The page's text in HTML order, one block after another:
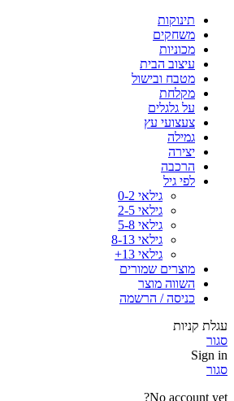
תינוקות
משחקים
מכוניות
עיצוב הבית
מטבח ובישול
מקלחת
על גלגלים
צעצועי עץ
גמילה
יצירה
הרכבה
לפי גיל
גילאי 0-2
גילאי 2-5
גילאי 5-8
גילאי 8-13
גילאי 13+
מוצרים שמורים
השווה מוצר
כניסה / הרשמה
עגלת קניות
סגור
Sign in
סגור
No account yet?